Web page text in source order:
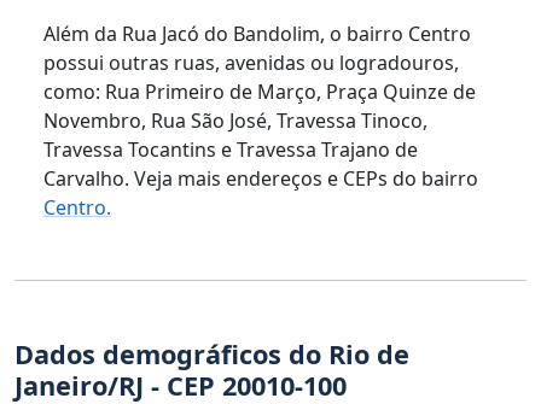
Além da Rua Jacó do Bandolim, o bairro Centro
possui outras ruas, avenidas ou logradouros,
como: Rua Primeiro de Março, Praça Quinze de
Novembro, Rua São José, Travessa Tinoco,
Travessa Tocantins e Travessa Trajano de
Carvalho. Veja mais endereços e CEPs do bairro
Centro.
Dados demográficos do Rio de
Janeiro/RJ - CEP 20010-100